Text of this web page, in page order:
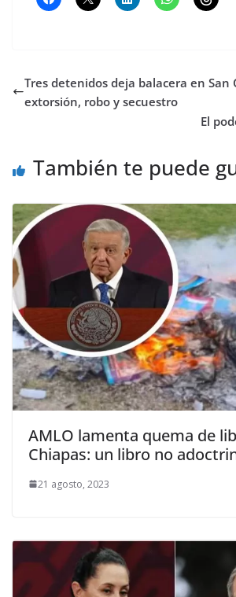
Tres detenidos deja balacera en San
extorsión, robo y secuestro
El
También te puede
AMLO lamenta quema de
Chiapas: un libro no
21 agosto, 2023